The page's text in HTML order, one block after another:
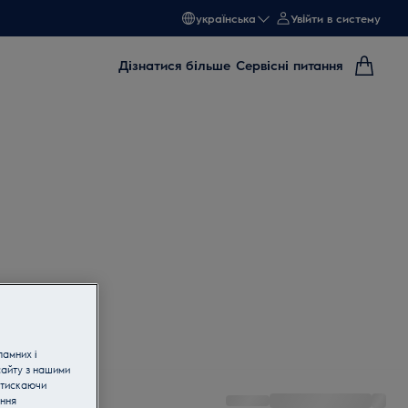
українська Увійти в систему
Дізнатися більше Сервісні питання
і
з нашими